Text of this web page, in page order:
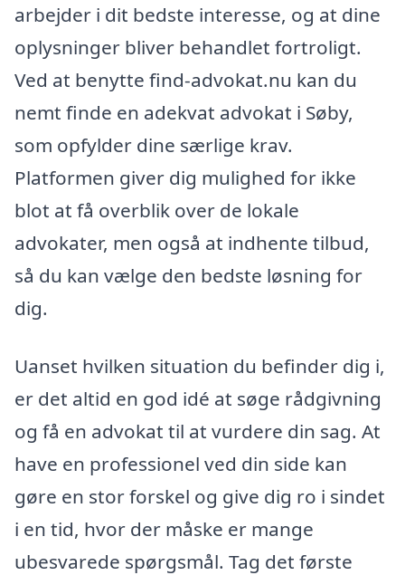
arbejder i dit bedste interesse, og at dine
oplysninger bliver behandlet fortroligt.
Ved at benytte find-advokat.nu kan du
nemt finde en adekvat advokat i Søby,
som opfylder dine særlige krav.
Platformen giver dig mulighed for ikke
blot at få overblik over de lokale
advokater, men også at indhente tilbud,
så du kan vælge den bedste løsning for
dig.
Uanset hvilken situation du befinder dig i,
er det altid en god idé at søge rådgivning
og få en advokat til at vurdere din sag. At
have en professionel ved din side kan
gøre en stor forskel og give dig ro i sindet
i en tid, hvor der måske er mange
ubesvarede spørgsmål. Tag det første